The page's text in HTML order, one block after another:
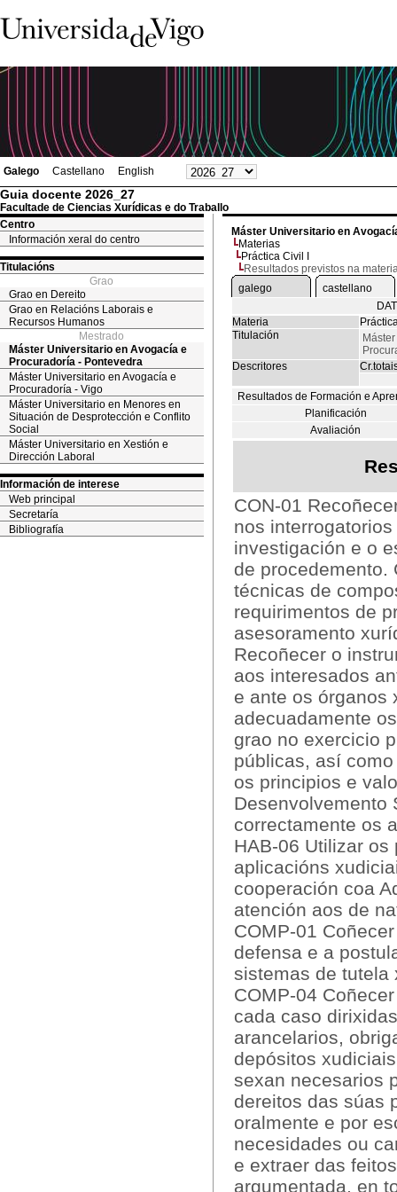
Galego Castellano English
Guia docente 2026_27
Facultade de Ciencias Xurídicas e do Traballo
Centro
Información xeral do centro
Titulacións
Grao
Grao en Dereito
Grao en Relacións Laborais e
Recursos Humanos
Mestrado
Máster Universitario en Avogacía e
Procuradoría - Pontevedra
Máster Universitario en Avogacía e
Procuradoría - Vigo
Máster Universitario en Menores en
Situación de Desprotección e Conflito
Social
Máster Universitario en Xestión e
Dirección Laboral
Información de interese
Web principal
Secretaría
Bibliografía
Máster Universitario en
Materias
Práctica Civil I
Resultados previstos na
galego
castellano
Materia
Titulación
Descritores
Resultados de Formación e
Planificación
Avaliación
CON-01
nos
investigación e o
de procedemento.
técnicas de
requirimentos de
asesoramento
Recoñecer o
aos interesados
e ante os órganos
adecuadamente
grao no exercicio
públicas, así
os principios e
Desenvolvemento
correctamente os
HAB-06 Utilizar
aplicacións
cooperación coa
atención aos de
COMP-01
defensa e a
sistemas de tutela
COMP-04
cada caso
arancelarios,
depósitos
sexan necesarios
dereitos das súas
oralmente e por
necesidades ou
e extraer das
argumentada, en